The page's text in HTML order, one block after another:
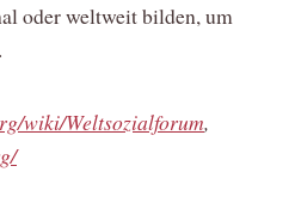
oder weltweit bilden, um
wiki/Weltsozialforum,